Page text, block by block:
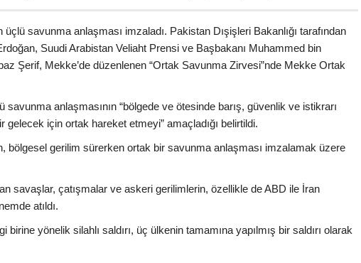
savunma anlaşması imzaladı. Pakistan Dışişleri Bakanlığı tarafından
Suudi Arabistan Veliaht Prensi ve Başbakanı Muhammed bin
Şerif, Mekke’de düzenlenen “Ortak Savunma Zirvesi”nde Mekke Ortak
savunma anlaşmasının “bölgede ve ötesinde barış, güvenlik ve istikrarı
için ortak hareket etmeyi” amaçladığı belirtildi.
bölgesel gerilim sürerken ortak bir savunma anlaşması imzalamak üzere
savaşlar, çatışmalar ve askeri gerilimlerin, özellikle de ABD ile İran
atıldı.
yönelik silahlı saldırı, üç ülkenin tamamına yapılmış bir saldırı olarak